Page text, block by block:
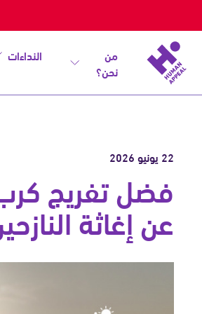
من
نحن؟
النداءات
22 يونيو 2026
فضل تفريج
عن إغاثة